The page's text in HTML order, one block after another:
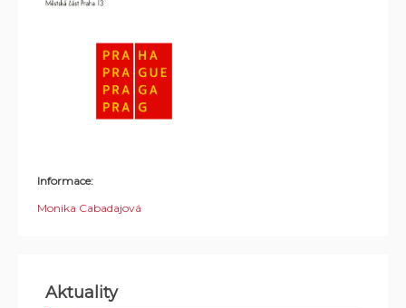
Informace:
Monika Cabadajová
Aktuality